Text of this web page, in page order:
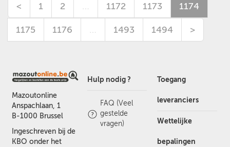
< 1 2 … 1172 1173 1174
1175 1176 … 1493 1494 >
Mazoutonline
Anspachlaan, 1
B-1000 Brussel
Ingeschreven bij de
KBO onder het
Hulp nodig ?
FAQ (Veel
gestelde
vragen)
Toegang
leveranciers
Wettelijke
bepalingen